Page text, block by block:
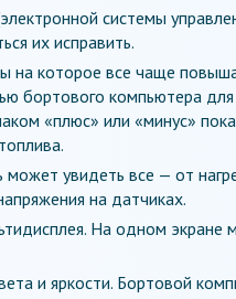
системы
их исправить.
на которое все чаще
бортового компьютера для
«плюс» или «минус»
увидеть все — от
на датчиках.
На одном экране
и яркости. Бортовой